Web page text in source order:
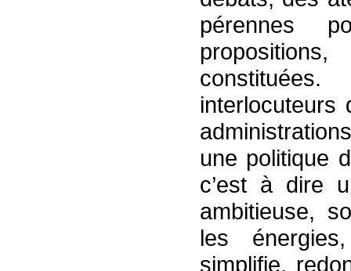
pérennes
interlocuteurs
une politique
c’est à dire
ambitieuse,
les
simplifie,